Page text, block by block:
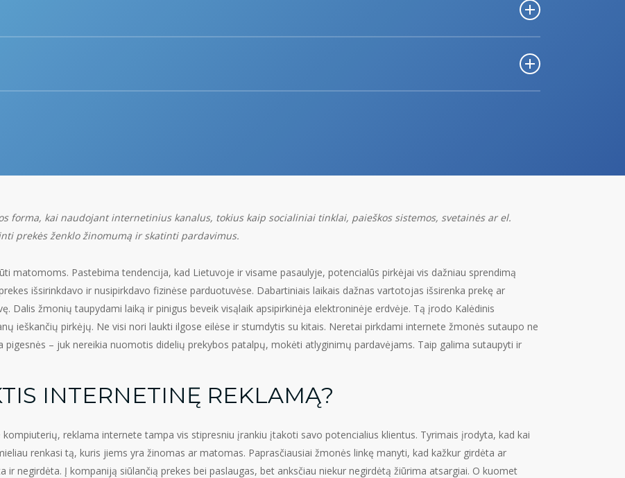
forma, kai naudojant internetinius kanalus, tokius kaip socialiniai tinklai, paieškos sistemos, svetainės ar el.
prekės ženklo žinomumą ir skatinti pardavimus.
matomoms. Pastebima tendencija, kad Lietuvoje ir visame pasaulyje, potencialūs pirkėjai vis dažniau sprendimą
išsirinkdavo ir nusipirkdavo fizinėse parduotuvėse. Dabartiniais laikais dažnas vartotojas išsirenka prekę ar
Dalis žmonių taupydami laiką ir pinigus beveik visąlaik apsipirkinėja elektroninėje erdvėje. Tą įrodo Kalėdinis
ieškančių pirkėjų. Ne visi nori laukti ilgose eilėse ir stumdytis su kitais. Neretai pirkdami internete žmonės sutaupo ne
pigesnės – juk nereikia nuomotis didelių prekybos patalpų, mokėti atlyginimų pardavėjams. Taip galima sutaupyti ir
INTERNETINĘ REKLAMĄ?
reklama internete tampa vis stipresniu įrankiu įtakoti savo potencialius klientus. Tyrimais įrodyta, kad kai
renkasi tą, kuris jiems yra žinomas ar matomas. Paprasčiausiai žmonės linkę manyti, kad kažkur girdėta ar
negirdėta. Į kompaniją siūlančią prekes bei paslaugas, bet anksčiau niekur negirdėtą žiūrima atsargiai. O kuomet